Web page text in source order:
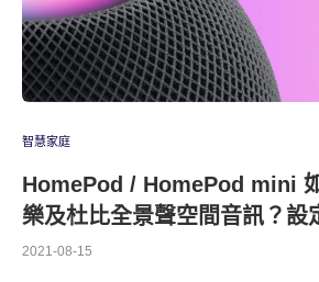
智慧家庭
HomePod / HomePod mini
樂及杜比全景聲空間音訊？設
2021-08-15